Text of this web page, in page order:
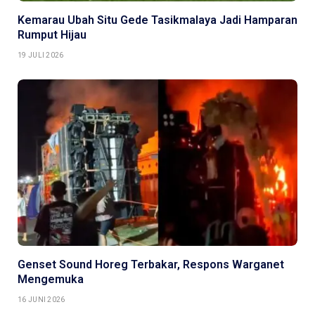
Kemarau Ubah Situ Gede Tasikmalaya Jadi Hamparan
Rumput Hijau
19 JULI 2026
Genset Sound Horeg Terbakar, Respons Warganet
Mengemuka
16 JUNI 2026